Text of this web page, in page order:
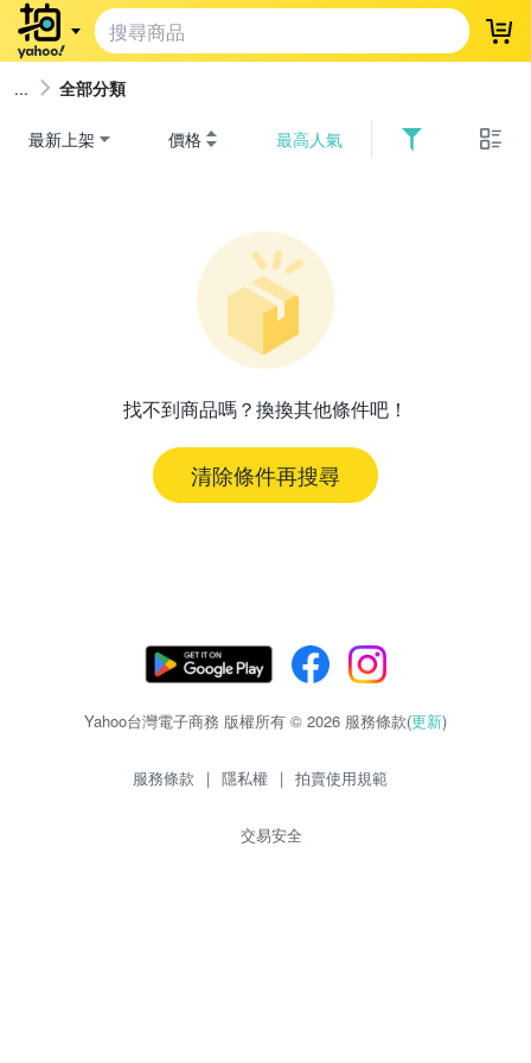
登
全部分類
最新上架 價格 最高人氣
找不到商品嗎？換換其他條件吧！
清除條件再搜尋
Yahoo台灣電子商務 版權所有 © 2026 服務條款(更新)
服務條款 | 隱私權 | 拍賣使用規範
交易安全